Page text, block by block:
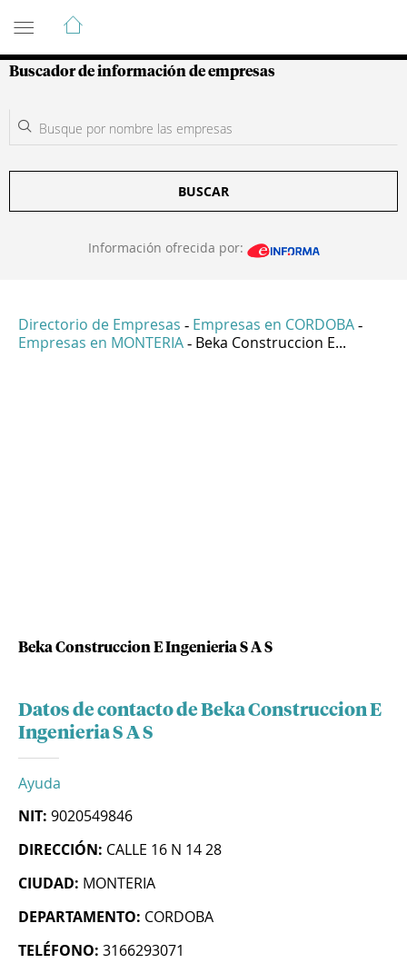
Guía de Empresas Colombianas
Buscador de información de empresas
BUSCAR
Información ofrecida por:
Directorio de Empresas - Empresas en CORDOBA -
Empresas en MONTERIA - Beka Construccion E...
Beka Construccion E Ingenieria S A S
Datos de contacto de Beka Construccion E
Ingenieria S A S
Ayuda
NIT: 9020549846
DIRECCIÓN: CALLE 16 N 14 28
CIUDAD: MONTERIA
DEPARTAMENTO: CORDOBA
TELÉFONO: 3166293071